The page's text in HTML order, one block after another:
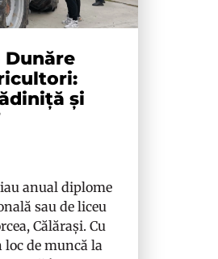
Dunăre
și
anual diplome
sau de liceu
Călărași. Cu
loc de muncă la